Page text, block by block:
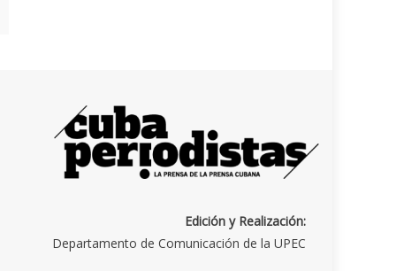
Edición y Realización:
Departamento de Comunicación de la UPEC